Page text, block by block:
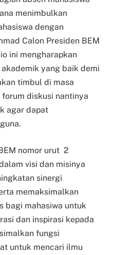
menimbulkan
dengan
Calon Presiden BEM
ini mengharapkan
yang baik demi
timbul di masa
diskusi nantinya
agar dapat
nomor urut 2
visi dan misinya
sinergi
memaksimalkan
bagi mahasiwa untuk
dan inspirasi kepada
fungsi
untuk mencari ilmu